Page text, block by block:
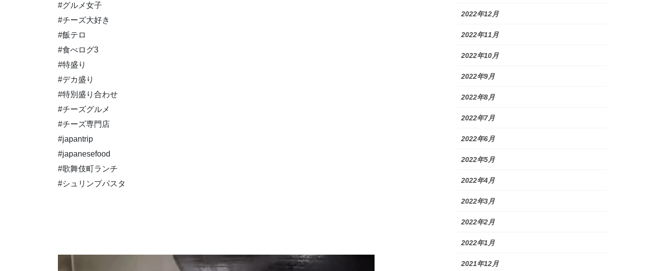
#グルメ女子
#チーズ大好き
#飯テロ
#食べログ3
#特盛り
#デカ盛り
#特別盛り合わせ
#チーズグルメ
#チーズ専門店
#japantrip
#japanesefood
#歌舞伎町ランチ
#シュリンプパスタ
2022年12月
2022年11月
2022年10月
2022年9月
2022年8月
2022年7月
2022年6月
2022年5月
2022年4月
2022年3月
2022年2月
2022年1月
2021年12月